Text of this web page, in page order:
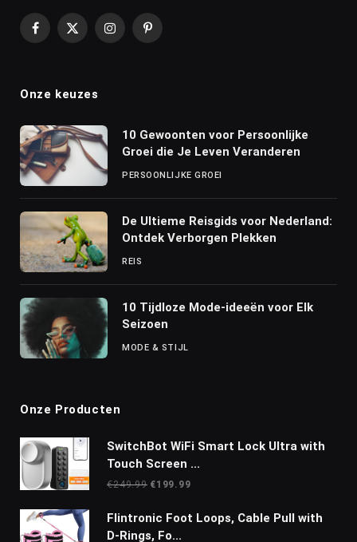
Facebook
X
InstagramPinterest
Onze keuzes
10 Gewoonten voor Persoonlijke
Groei die Je Leven Veranderen
PERSOONLIJKE GROEI
De Ultieme Reisgids voor Nederland:
Ontdek Verborgen Plekken
REIS
10 Tijdloze Mode-ideeën voor Elk
Seizoen
MODE & STIJL
Onze Producten
SwitchBot WiFi Smart Lock Ultra with
Touch Screen ...
€249.99 Oorspronkelijke
was:
€249.99.
€199.99Huidige
is:
Flintronic Foot Loops, Cable Pull with
D-Rings, Fo...